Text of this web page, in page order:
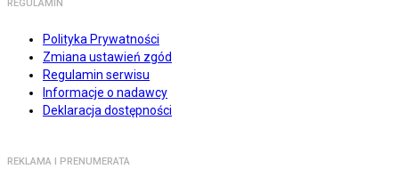
REGULAMIN
Polityka Prywatności
Zmiana ustawień zgód
Regulamin serwisu
Informacje o nadawcy
Deklaracja dostępności
REKLAMA I PRENUMERATA